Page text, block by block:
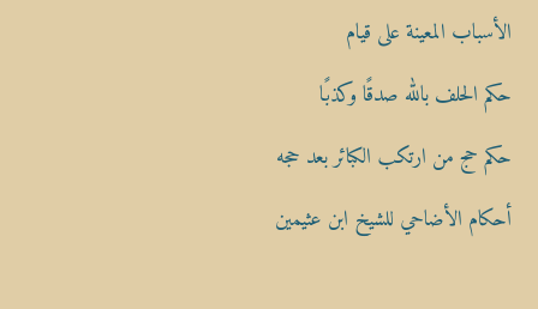
الأسباب المعينة على قيام
حكم الحلف بالله صدقًا وكذبًا
حكم حج من ارتكب الكبائر بعد حجه
أحكام الأضاحي للشيخ ابن عثيمين